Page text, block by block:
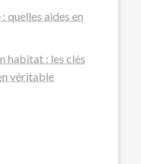
quelles aides en
habitat : les clés
véritable